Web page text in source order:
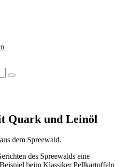
Quark und Leinöl
dem Spreewald.
des Spreewalds eine
beim Klassiker Pellkartoffeln